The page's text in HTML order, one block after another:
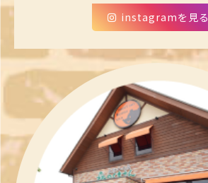
instagramを見る